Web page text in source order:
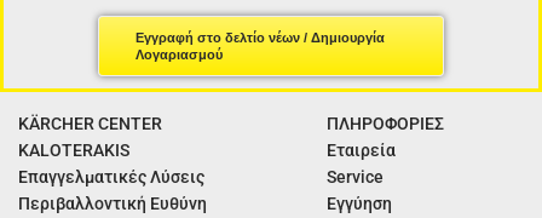
Εγγραφή στο δελτίο νέων / Δημιουργία
Λογαριασμού
KÄRCHER CENTER
KALOTERAKIS
Επαγγελματικές Λύσεις
Περιβαλλοντική Ευθύνη
ΠΛΗΡΟΦΟΡΙΕΣ
Εταιρεία
Service
Εγγύηση